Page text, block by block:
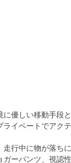
に優しい移動手段
ライベートでアク
走行中に物が落ち
ガーパンツ、視認